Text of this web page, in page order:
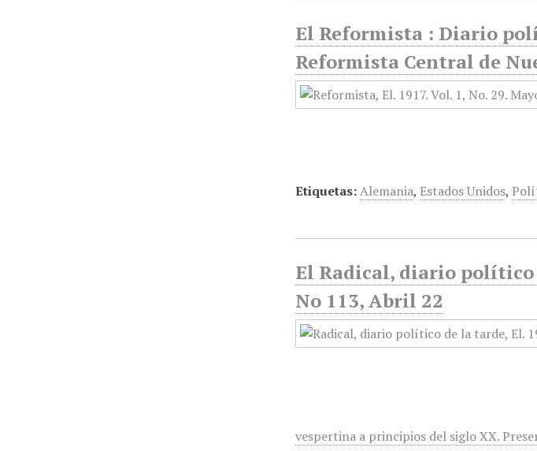
El Reformista : Diario
Reformista Central de
Etiquetas:Alemania, Estados Unidos,
El Radical, diario político
No 113, Abril 22
vespertina a principios del siglo XX.